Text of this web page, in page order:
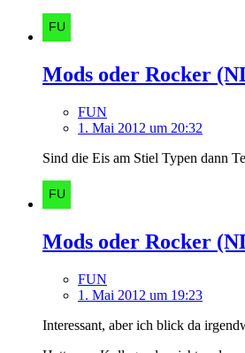
Mods oder Rocker
FUN
1. Mai 2012 um 20:32
Sind die Eis am Stiel Typen dann
Mods oder Rocker
FUN
1. Mai 2012 um 19:23
Interessant, aber ich blick da